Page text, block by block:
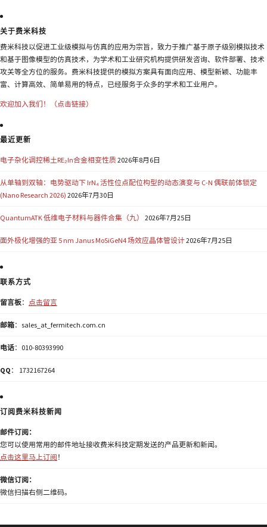
关于费米科技
费米科技以促进工业级模拟与仿真的应用为宗旨，致力于推广基于原子级别模拟技术
和基于图像模型的仿真技术，为学术和工业研究机构提供研发咨询、软件部署、技术
攻关等全方位的服务。费米科技提供的模拟方案具有面向应用、模型新颖、功能丰
富、计算高效、简单易用的特点，已经服务于众多的学术和工业用户。
欢迎加入我们！（点击链接）
最近更新
电子杂化调控稀土RE₂In合金相变性质2026年8月6日
从单轴到双轴：电势驱动下 IrN₄ 活性位点配位构型的动态演变与 C-N 偶联前体锁定
(Nano Research 2026) 2026年7月30日
QuantumATK 低维电子材料与器件合集（九） 2026年7月25日
面外极化增强的亚 5 nm Janus MoSiGeN4 场效应晶体管设计2026年7月25日
联系方式
留言板： 点击留言
邮箱：sales_at_fermitech.com.cn
电话：010-80393990
QQ ： 1732167264
订阅费米科技新闻
邮件订阅：
您可以使用常用的邮件地址接收费米科技定期发送的产品更新和新闻。
点击这里马上订阅 ！
微信订阅：
微信扫描右侧二维码。